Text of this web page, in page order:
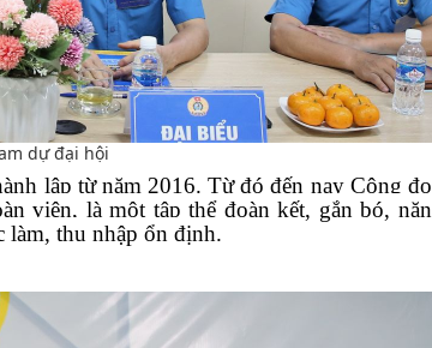
dự đại hội
lập từ năm 2016. Từ đó đến nay Công
viên, là một tập thể đoàn kết, gắn bó,
làm, thu nhập ổn định.